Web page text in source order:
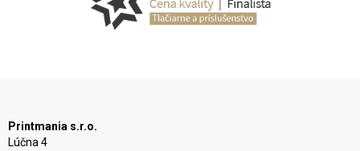
Printmania s.r.o.
Lúčna 4